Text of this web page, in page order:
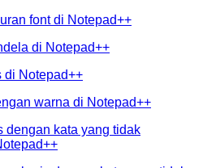
font di Notepad++
di Notepad++
di Notepad++
warna di Notepad++
dengan kata yang tidak